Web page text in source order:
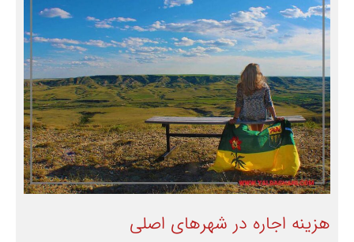
هزینه‌ اجاره در شهرهای اصلی